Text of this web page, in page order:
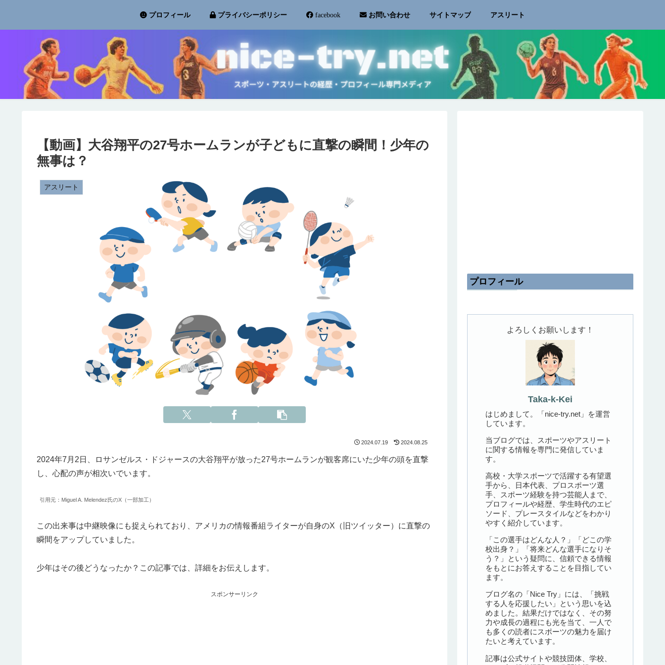
プロフィール プライバシーポリシー facebook お問い合わせ サイトマップ アスリート
【動画】大谷翔平の27号ホームランが子どもに直撃の瞬間！少年の
無事は？
アスリート
2024.07.19 2024.08.25
2024年7月2日、ロサンゼルス・ドジャースの大谷翔平が放った27号ホームランが観客席にいた少年の頭を直撃
し、心配の声が相次いでいます。
引用元：Miguel A. Melendez氏のX（一部加工）
この出来事は中継映像にも捉えられており、アメリカの情報番組ライターが自身のX（旧ツイッター）に直撃の
瞬間をアップしていました。
少年はその後どうなったか？この記事では、詳細をお伝えします。
スポンサーリンク
プロフィール
よろしくお願いします！
Taka-k-Kei
はじめまして。「nice-try.net」を運営
しています。
当ブログでは、スポーツやアスリート
に関する情報を専門に発信していま
す。
高校・大学スポーツで活躍する有望選
手から、日本代表、プロスポーツ選
手、スポーツ経験を持つ芸能人まで、
プロフィールや経歴、学生時代のエピ
ソード、プレースタイルなどをわかり
やすく紹介しています。
「この選手はどんな人？」「どこの学
校出身？」「将来どんな選手になりそ
う？」という疑問に、信頼できる情報
をもとにお答えすることを目指してい
ます。
ブログ名の「Nice Try」には、「挑戦
する人を応援したい」という思いを込
めました。結果だけではなく、その努
力や成長の過程にも光を当て、一人で
も多くの読者にスポーツの魅力を届け
たいと考えています。
記事は公式サイトや競技団体、学校、